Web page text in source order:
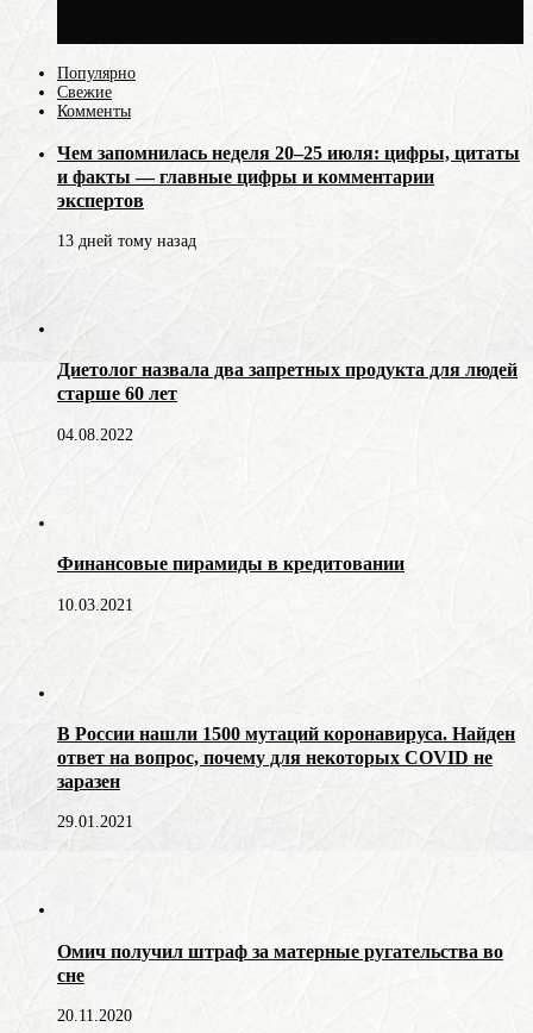
Популярно
Свежие
Комменты
Чем запомнилась неделя 20–25 июля: цифры, цитаты
и факты — главные цифры и комментарии
экспертов
13 дней тому назад
Диетолог назвала два запретных продукта для людей
старше 60 лет
04.08.2022
Финансовые пирамиды в кредитовании
10.03.2021
В России нашли 1500 мутаций коронавируса. Найден
ответ на вопрос, почему для некоторых COVID не
заразен
29.01.2021
Омич получил штраф за матерные ругательства во
сне
20.11.2020